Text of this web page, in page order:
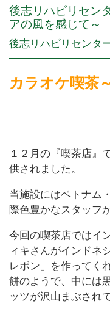
後志リハビリセン
アの風を感じて～」
後志リハビリセンタ
カラオケ喫茶
１２月の『喫茶店』
供されました。
当施設にはベトナム
際色豊かなスタッフ
今回の喫茶店ではイ
ィキさんがインドネ
レポン」を作ってく
餅のようで、中には
ッツが沢山まぶされ